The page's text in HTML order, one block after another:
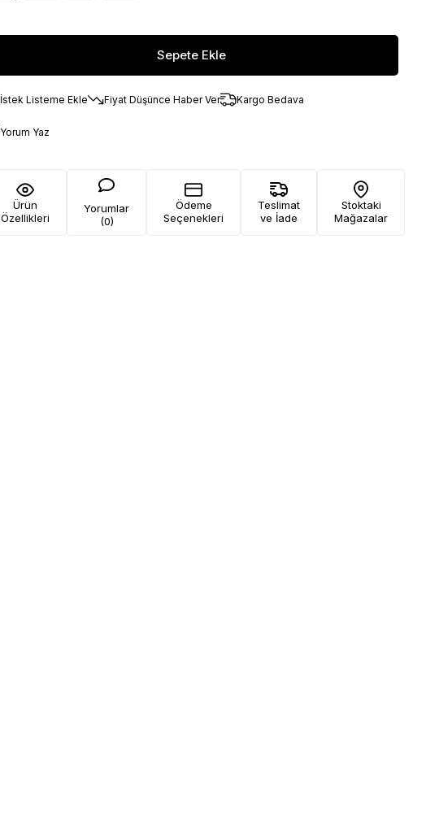
İstek Listeme Ekle Fiyat Düşünce Haber Ver Kargo Bedava
Yorum Yaz
Ürün
Özellikleri
Yorumlar
(0)
Ödeme
Seçenekleri
Teslimat
ve İade
Stoktaki
Mağazalar